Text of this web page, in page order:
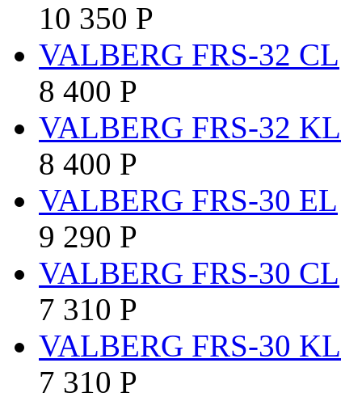
10 350 Р
VALBERG FRS-32 CL
8 400 Р
VALBERG FRS-32 KL
8 400 Р
VALBERG FRS-30 EL
9 290 Р
VALBERG FRS-30 CL
7 310 Р
VALBERG FRS-30 KL
7 310 Р